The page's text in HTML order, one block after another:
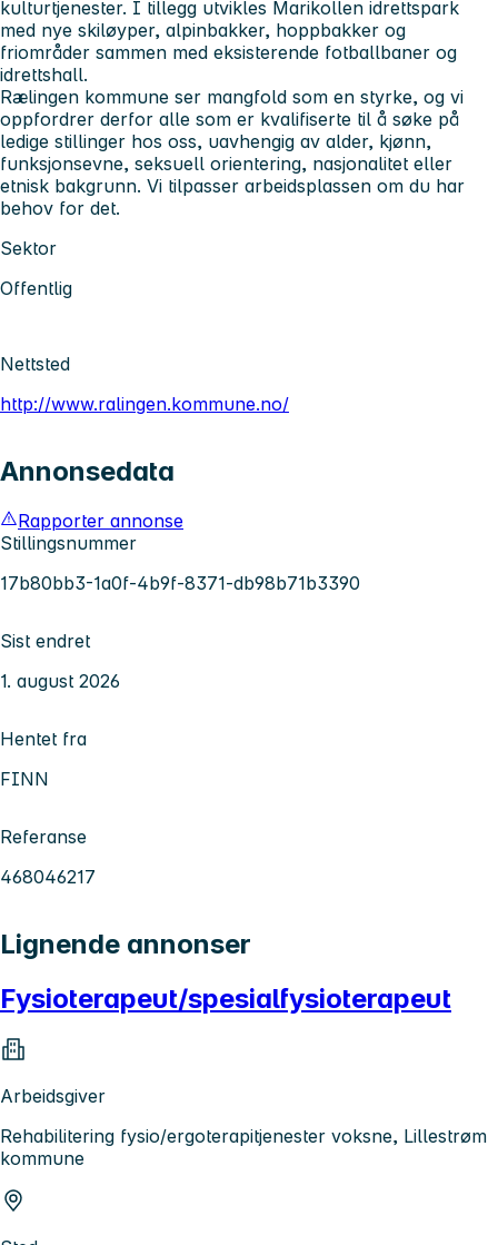
kulturtjenester. I tillegg utvikles Marikollen idrettspark
med nye skiløyper, alpinbakker, hoppbakker og
friområder sammen med eksisterende fotballbaner og
idrettshall.
Rælingen kommune ser mangfold som en styrke, og vi
oppfordrer derfor alle som er kvalifiserte til å søke på
ledige stillinger hos oss, uavhengig av alder, kjønn,
funksjonsevne, seksuell orientering, nasjonalitet eller
etnisk bakgrunn. Vi tilpasser arbeidsplassen om du har
behov for det.
Sektor
Offentlig
Nettsted
http://www.ralingen.kommune.no/
Annonsedata
Rapporter annonse
Stillingsnummer
17b80bb3-1a0f-4b9f-8371-db98b71b3390
Sist endret
1. august 2026
Hentet fra
FINN
Referanse
468046217
Lignende annonser
Fysioterapeut/spesialfysioterapeut
Arbeidsgiver
Rehabilitering fysio/ergoterapitjenester voksne, Lillestrøm
kommune